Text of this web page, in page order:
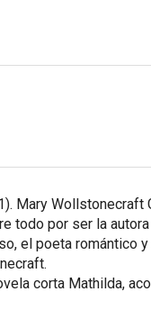
Mary Wollstonecraft
todo por ser la
el poeta romántico
corta Mathilda,